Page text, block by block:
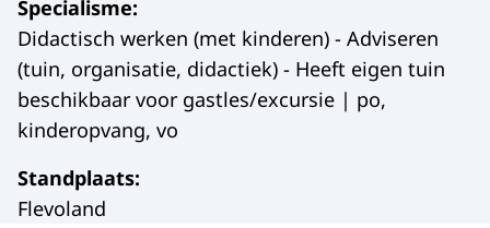
Specialisme:
Didactisch werken (met kinderen) - Adviseren
(tuin, organisatie, didactiek) - Heeft eigen tuin
beschikbaar voor gastles/excursie | po,
kinderopvang, vo
Standplaats:
Flevoland